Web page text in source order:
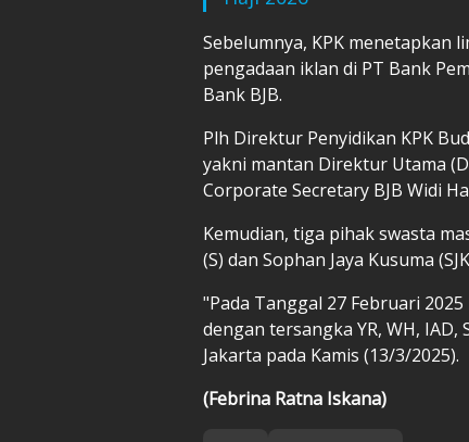
Sebelumnya, KPK menetapkan
pengadaan iklan di PT Bank
Bank BJB.
Plh Direktur Penyidikan KPK
yakni mantan Direktur Utama
Corporate Secretary BJB Widi
Kemudian, tiga pihak swasta
(S) dan Sophan Jaya Kusuma
"Pada Tanggal 27 Februari
dengan tersangka YR, WH, IAD,
Jakarta pada Kamis (13/3/2025).
(Febrina Ratna Iskana)